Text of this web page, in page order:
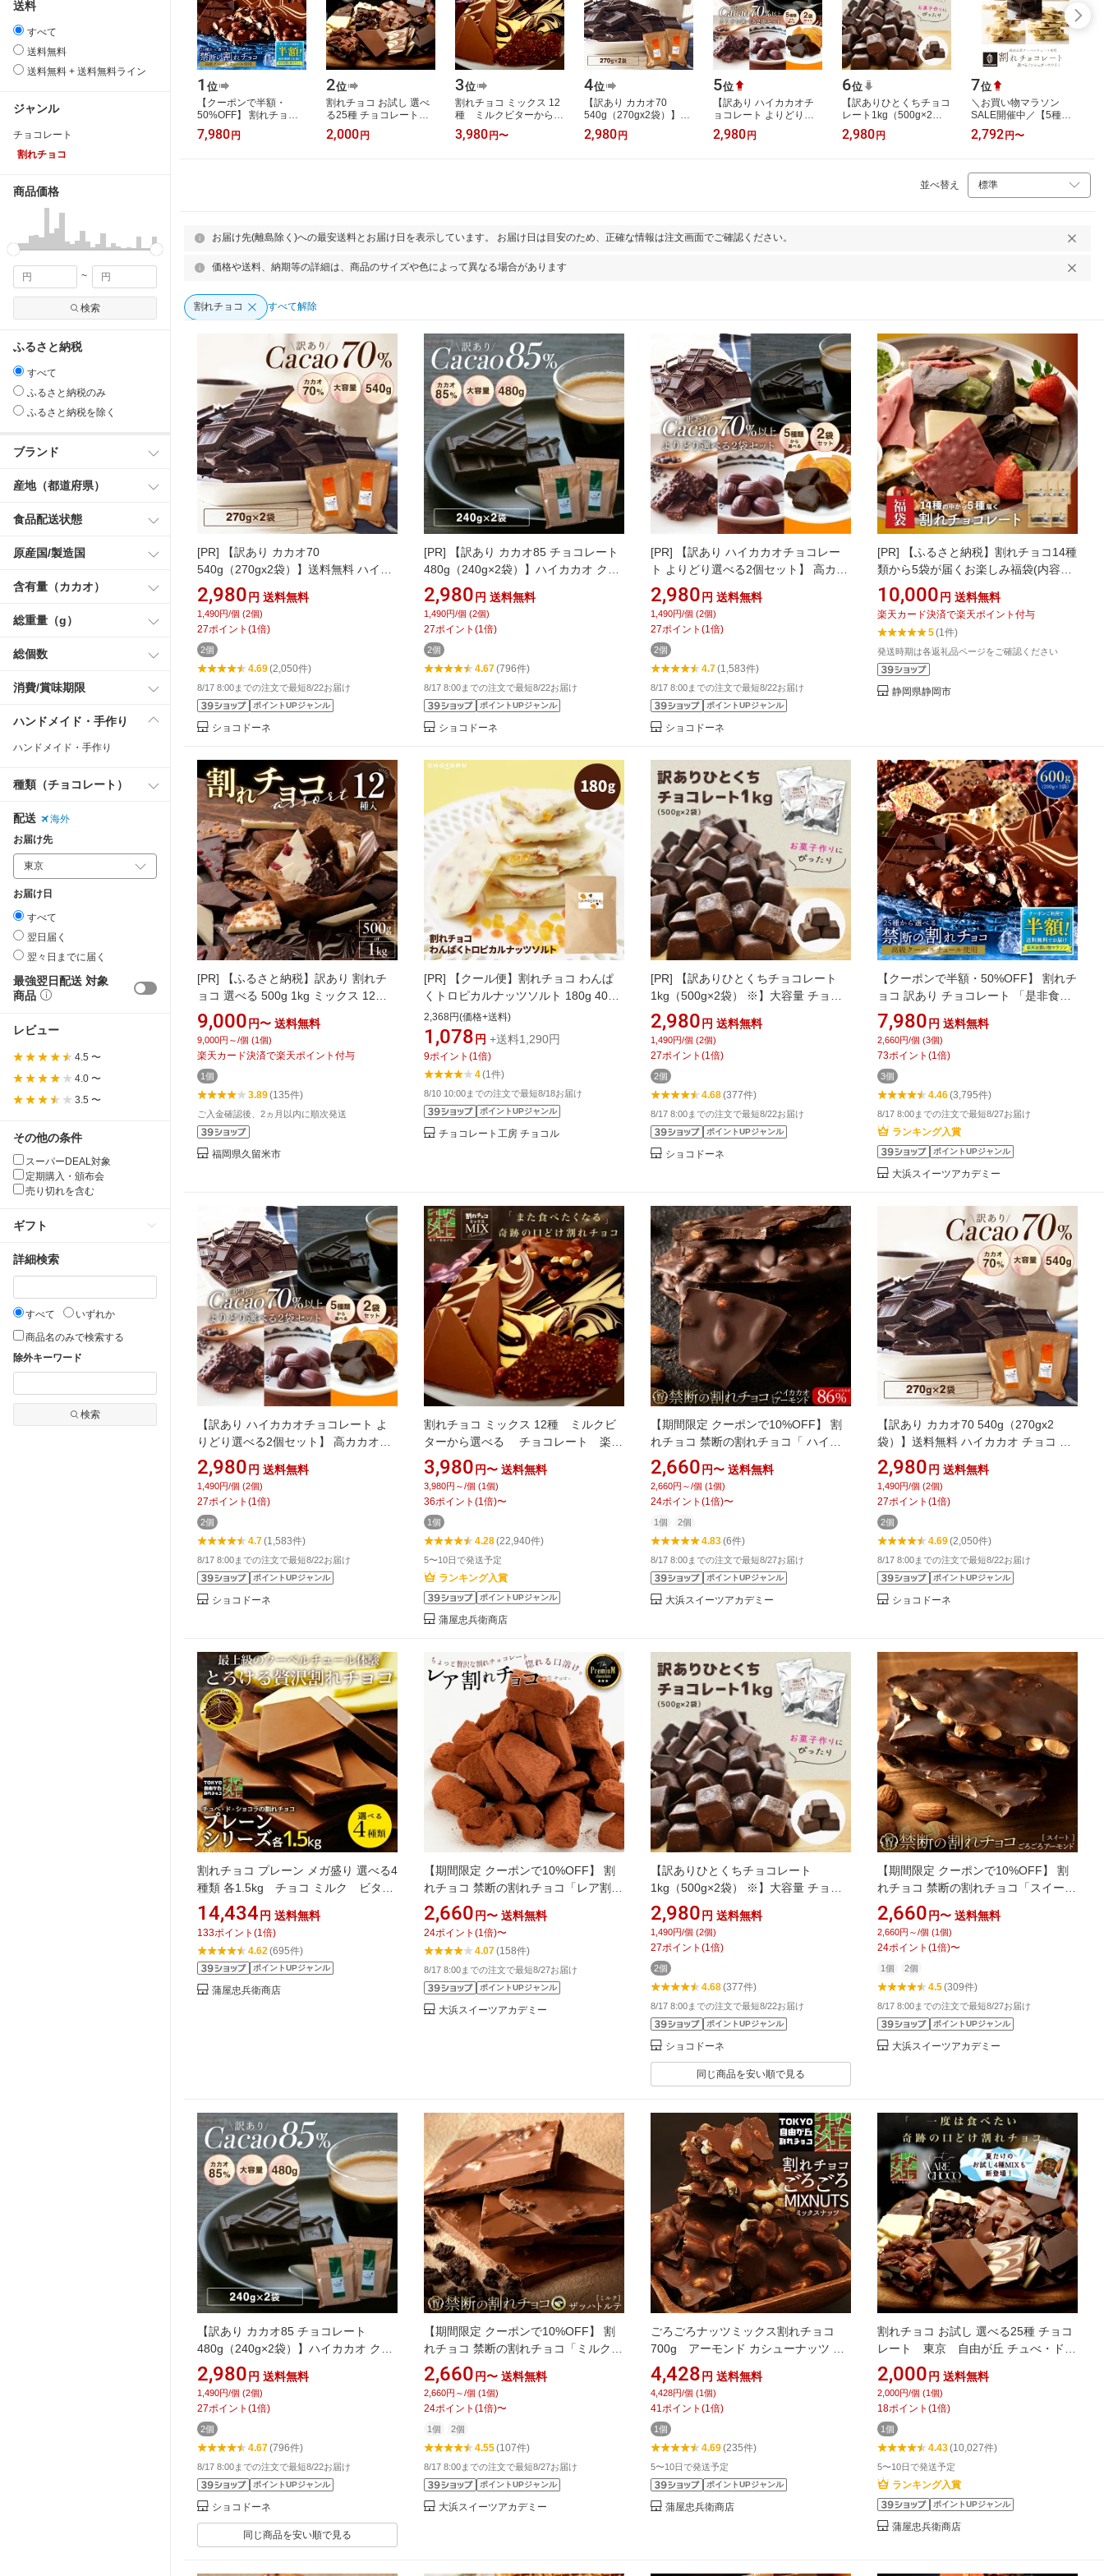
送料
すべて
送料無料
送料無料 + 送料無料ライン
ジャンル
チョコレート
割れチョコ
商品価格
~
検索
ふるさと納税
すべて
ふるさと納税のみ
ふるさと納税を除く
ブランド
産地（都道府県）
食品配送状態
原産国/製造国
含有量（カカオ）
総重量（g）
総個数
消費/賞味期限
ハンドメイド・手作り
ハンドメイド・手作り
種類（チョコレート）
配送
海外
お届け先
お届け日
すべて
翌日届く
翌々日までに届く
最強翌日配送 対象
商品
レビュー
4.5 〜
4.0 〜
3.5 〜
その他の条件
スーパーDEAL対象
定期購入・頒布会
売り切れを含む
ギフト
詳細検索
すべて
いずれか
商品名のみで検索する
除外キーワード
検索
1 位
【クーポンで半額・
50%OFF】 割れチョコ
訳あり チョコレート
「是非食べ比べて見てく
7,980 円
2位
割れチョコ お試し 選べ
る25種 チョコレート
東京 自由が丘 チュ
べ・ド・ショコラ クー
2,000 円
3位
割れチョコ ミックス 12
種 ミルクビターから選
べる チョコレート
楽天スイーツランキング
3,980 円〜
4位
【訳あり カカオ70
540g（270gx2袋）】送
料無料 ハイカカオ チョ
コ 高カカオ カカオ70%
2,980 円
5位
【訳あり ハイカカオチ
ョコレート よりどり選
べる2個セット】 高カカ
オ《送料無料》 カカオ
2,980 円
6位
【訳ありひとくちチョコ
レート1kg（500g×2
袋） ※】大容量 チョコ
チョコレート 訳あり 送
2,980 円
7位
＼お買い物マラソン
SALE開催中／【5種か
ら選べる】贅沢割れチョ
コ ノンシュガーシリー
2,792 円〜
並べ替え
お届け先(離島除く)への最安送料とお届け日を表示しています。 お届け日は目安のため、正確な情報は注文画面でご確認ください。
価格や送料、納期等の詳細は、商品のサイズや色によって異なる場合があります
割れチョコ すべて解除
[PR]
【訳あり カカオ70
540g（270gx2袋）】送料無料 ハイカ
カオ チョコ 高カカオ カカオ70%以上
チョコレート大容量 業務用サイズ お
菓子作り 手作り チョコレート プチギ
フト カカオ80% カカオ90%より食べ
やすい！ お中元
2,980 円 送料無料
1,490円/個 (2個)
27ポイント (1 倍)
2個
4.69(2,050件)
8/17 8:00までの注文で最短8/22お届け
ポイントUPジャンル
ショコドーネ
[PR]
【訳あり カカオ85 チョコレート
480g（240g×2袋）】ハイカカオ クー
ベルチュール チョコレート 高カカオ
カカオ85％ ハイカカオシリーズ チョ
コレート 効果 業務用サイズ カカオ
80％以上 カカオ70%以上 プチギフト
送料無料 お中元
2,980 円 送料無料
1,490円/個 (2個)
27ポイント (1 倍)
2個
4.67(796件)
8/17 8:00までの注文で最短8/22お届け
ポイントUPジャンル
ショコドーネ
[PR]
【訳あり ハイカカオチョコレー
ト よりどり選べる2個セット】 高カカ
オ《送料無料》 カカオ70%以上 カカ
オ85 クランチ アーモンド オレンジ カ
カオニブ カカオマス チョコレート 効
果 業務用サイズ 70% プチギフト お中
元
2,980 円 送料無料
1,490円/個 (2個)
27ポイント (1 倍)
2個
4.7(1,583件)
8/17 8:00までの注文で最短8/22お届け
ポイントUPジャンル
ショコドーネ
[PR]
【ふるさと納税】割れチョコ14種
類から5袋が届くお楽しみ福袋(内容ラ
ンダム・180g×5袋)
10,000 円 送料無料
楽天カード決済で楽天ポイント付与
5(1件)
発送時期は各返礼品ページをご確認ください
静岡県静岡市
[PR]
【ふるさと納税】訳あり 割れチ
ョコ 選べる 500g 1kg ミックス 12種
類 アソート チョコレート スイーツ お
やつ ご褒美 ビター ホワイト ミルク ア
ーモンド クランチ クランベリー 洋菓
子 チャック付き お取り寄せ 福岡県 久
留米市 送料無料
9,000 円〜 送料無料
9,000円～/個 (1個)
楽天カード決済で楽天ポイント付与
1個
3.89(135件)
ご入金確認後、2ヵ月以内に順次発送
福岡県久留米市
[PR]
【クール便】割れチョコ わんぱ
くトロピカルナッツソルト 180g 400g
チョコレート
2,368円(価格+送料)
1,078 円 +送料1,290円
9ポイント (1 倍)
4(1件)
8/10 10:00までの注文で最短8/18お届け
ポイントUPジャンル
チョコレート工房 チョコル
[PR]
【訳ありひとくちチョコレート
1kg（500g×2袋） ※】大容量 チョコ
チョコレート 訳あり 送料無料 手作り
製菓 お菓子作り カカオマス チョコレ
ート 業務用サイズ 1kg おやつ スイー
ツ お中元 ショコドーネ
2,980 円 送料無料
1,490円/個 (2個)
27ポイント (1 倍)
2個
4.68(377件)
8/17 8:00までの注文で最短8/22お届け
ポイントUPジャンル
ショコドーネ
【クーポンで半額・50%OFF】 割れチ
ョコ 訳あり チョコレート 「是非食べ
比べて見てください★★★★ 絶対後悔
させない!25種類より3個 選べる割れチ
ョコ (200g×3袋)」 送料無料 [ チョコ
スイーツ 大浜スイーツアカデミー ] お
買物マラソン セール SALE
7,980 円 送料無料
2,660円/個 (3個)
73ポイント (1 倍)
3個
4.46(3,795件)
8/17 8:00までの注文で最短8/27お届け
ランキング入賞
ポイントUPジャンル
大浜スイーツアカデミー
【訳あり ハイカカオチョコレート よ
りどり選べる2個セット】 高カカオ
《送料無料》 カカオ70%以上 カカオ
85 クランチ アーモンド オレンジ カカ
オニブ カカオマス チョコレート 効果
業務用サイズ 70% プチギフト お中元
2,980 円 送料無料
1,490円/個 (2個)
27ポイント (1 倍)
2個
4.7(1,583件)
8/17 8:00までの注文で最短8/22お届け
ポイントUPジャンル
ショコドーネ
割れチョコ ミックス 12種 ミルクビ
ターから選べる チョコレート 楽天
スイーツランキング1位受賞！(12/4)
東京 自由が丘 チュベ・ド・ショコ
ラ クーベルチュール 記念日 パーテ
ィー 大容量
3,980 円〜 送料無料
3,980円～/個 (1個)
36ポイント (1 倍)〜
1個
4.28(22,940件)
5〜10日で発送予定
ランキング入賞
ポイントUPジャンル
蒲屋忠兵衛商店
【期間限定 クーポンで10%OFF】 割
れチョコ 禁断の割れチョコ「 ハイカ
カオ 86% ごろごろアーモンド 最大
200g×2個」 送料無料 [ チョコレート
チョコ 訳あり カカオ クーベルチュー
ルチョコ 高カカオ ] お買物マラソン セ
ール SALE
2,660 円〜 送料無料
2,660円～/個 (1個)
24ポイント (1 倍)〜
1個 2個
4.83(6件)
8/17 8:00までの注文で最短8/27お届け
ポイントUPジャンル
大浜スイーツアカデミー
【訳あり カカオ70 540g（270gx2
袋）】送料無料 ハイカカオ チョコ 高
カカオ カカオ70%以上 チョコレート
大容量 業務用サイズ お菓子作り 手作
り チョコレート プチギフト カカオ
80% カカオ90%より食べやすい！ お
中元
2,980 円 送料無料
1,490円/個 (2個)
27ポイント (1 倍)
2個
4.69(2,050件)
8/17 8:00までの注文で最短8/22お届け
ポイントUPジャンル
ショコドーネ
割れチョコ プレーン メガ盛り 選べる4
種類 各1.5kg チョコ ミルク ビタ
ー ホワイト ハイビター チュベ・
ド・ショコラ 自由が丘 送料無料
14,434 円 送料無料
133ポイント (1 倍)
4.62 (695件)
ポイントUPジャンル
蒲屋忠兵衛商店
【期間限定 クーポンで10%OFF】 割
れチョコ 禁断の割れチョコ「レア割れ
チョコ 1袋あたり100g」 送料無料 [ チ
ョコレート チョコ 訳あり カカオ クー
ベルチュールチョコ ジャンドゥーヤ
生チョコ ] お買物マラソン セール
SALE
2,660 円〜 送料無料
24ポイント (1 倍)〜
4.07(158件)
8/17 8:00までの注文で最短8/27お届け
ポイントUPジャンル
大浜スイーツアカデミー
【訳ありひとくちチョコレート
1kg（500g×2袋） ※】大容量 チョコ
チョコレート 訳あり 送料無料 手作り
製菓 お菓子作り カカオマス チョコレ
ート 業務用サイズ 1kg おやつ スイー
ツ お中元 ショコドーネ
2,980 円 送料無料
1,490円/個 (2個)
27ポイント (1 倍)
2個
4.68(377件)
8/17 8:00までの注文で最短8/22お届け
ポイントUPジャンル
ショコドーネ
同じ商品を安い順で見る
【期間限定 クーポンで10%OFF】 割
れチョコ 禁断の割れチョコ「スイート
ごろごろアーモンド 1袋あたり200g」
送料無料 [ チョコレート チョコ 訳あり
訳ありチョコ カカオ クーベルチュー
ルチョコ 高カカオ ] お買物マラソン セ
ール SALE
2,660 円〜 送料無料
2,660円～/個 (1個)
24ポイント (1 倍)〜
1個 2個
4.5(309件)
8/17 8:00までの注文で最短8/27お届け
ポイントUPジャンル
大浜スイーツアカデミー
【訳あり カカオ85 チョコレート
480g（240g×2袋）】ハイカカオ クー
ベルチュール チョコレート 高カカオ
カカオ85％ ハイカカオシリーズ チョ
コレート 効果 業務用サイズ カカオ
80％以上 カカオ70%以上 プチギフト
送料無料 お中元
2,980 円 送料無料
1,490円/個 (2個)
27ポイント (1 倍)
2個
4.67(796件)
8/17 8:00までの注文で最短8/22お届け
ポイントUPジャンル
ショコドーネ
同じ商品を安い順で見る
【期間限定 クーポンで10%OFF】 割
れチョコ 禁断の割れチョコ「ミルクザ
ッハトルテ 1袋当たり200g」 送料無料
[ チョコレート チョコ 訳あり 訳ありチ
ョコ カカオ クーベルチュールチョコ
有名 ] お買物マラソン セール SALE
2,660 円〜 送料無料
2,660円～/個 (1個)
24ポイント (1 倍)〜
1個 2個
4.55(107件)
8/17 8:00までの注文で最短8/27お届け
ポイントUPジャンル
大浜スイーツアカデミー
ごろごろナッツミックス割れチョコ
700g アーモンド カシューナッツ ピ
ーカンナッツ マカダミアナッツ 東
京 自由が丘 チュベ・ド・ショコ
ラ チョコレート 山盛り クーベル
チュール
4,428 円 送料無料
4,428円/個 (1個)
41 ポイント (1 倍)
1個
4.69(235件)
5〜10日で発送予定
ポイントUPジャンル
蒲屋忠兵衛商店
割れチョコ お試し 選べる25種 チョコ
レート 東京 自由が丘 チュべ・ド・
ショコラ クーベルチュール 楽天スイ
ーツランキング1位受賞！
2,000 円 送料無料
2,000円/個 (1個)
18ポイント (1 倍)
1個
4.43(10,027件)
5〜10日で発送予定
ランキング入賞
ポイントUPジャンル
蒲屋忠兵衛商店